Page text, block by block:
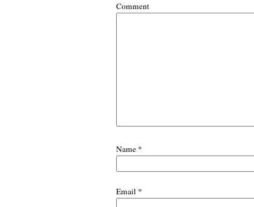
Comment
Name *
Email *